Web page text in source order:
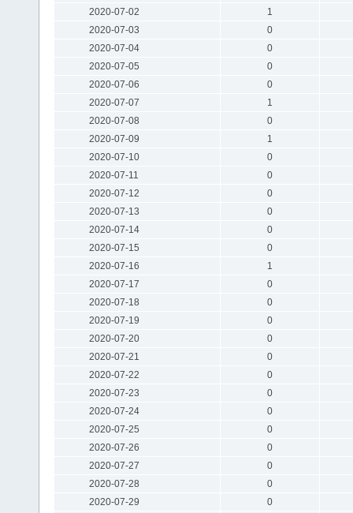
2020-07-02
1
2020-07-03
0
2020-07-04
0
2020-07-05
0
2020-07-06
0
2020-07-07
1
2020-07-08
0
2020-07-09
1
2020-07-10
0
2020-07-11
0
2020-07-12
0
2020-07-13
0
2020-07-14
0
2020-07-15
0
2020-07-16
1
2020-07-17
0
2020-07-18
0
2020-07-19
0
2020-07-20
0
2020-07-21
0
2020-07-22
0
2020-07-23
0
2020-07-24
0
2020-07-25
0
2020-07-26
0
2020-07-27
0
2020-07-28
0
2020-07-29
0